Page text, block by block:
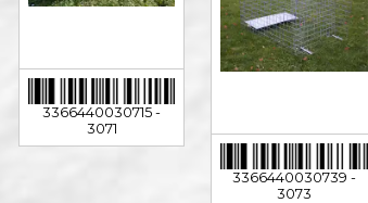
3366440030715 -
3071
3366440030739 -
3073